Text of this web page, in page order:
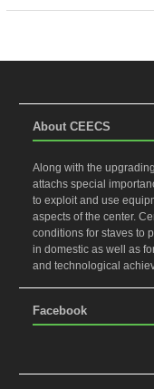
About CEECS
Along with the
attachs special
to exploit and use
aspects of the center.
conditions for staves to
in domestic as well as
and technological
Facebook